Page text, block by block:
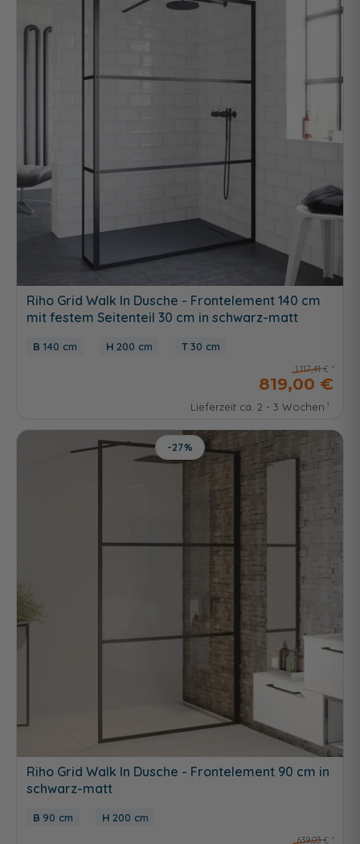
Riho Grid Walk In Dusche - Frontelement 140 cm
mit festem Seitenteil 30 cm in schwarz-matt
140 cm 200 cm 30 cm
1.117,41 €
819,00 €
Lieferzeit ca. 2 - 3 Wochen
-27%
Riho Grid Walk In Dusche - Frontelement 90 cm in
schwarz-matt
90 cm 200 cm
639,03 €